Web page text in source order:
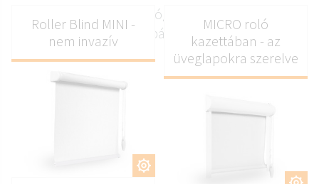
Klasszikus, szabadon lógó redőnyök, amelyek
bármilyen szobába alkalmasak
Roller Blind MINI -
nem invazív
MICRO roló
kazettában - az
üveglapokra szerelve